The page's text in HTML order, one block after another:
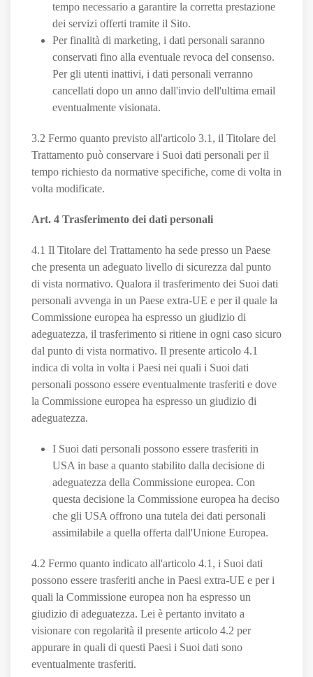
tempo necessario a garantire la corretta prestazione
dei servizi offerti tramite il Sito.
Per finalità di marketing, i dati personali saranno
conservati fino alla eventuale revoca del consenso.
Per gli utenti inattivi, i dati personali verranno
cancellati dopo un anno dall'invio dell'ultima email
eventualmente visionata.
3.2 Fermo quanto previsto all'articolo 3.1, il Titolare del
Trattamento può conservare i Suoi dati personali per il
tempo richiesto da normative specifiche, come di volta in
volta modificate.
Art. 4 Trasferimento dei dati personali
4.1 Il Titolare del Trattamento ha sede presso un Paese
che presenta un adeguato livello di sicurezza dal punto
di vista normativo. Qualora il trasferimento dei Suoi dati
personali avvenga in un Paese extra-UE e per il quale la
Commissione europea ha espresso un giudizio di
adeguatezza, il trasferimento si ritiene in ogni caso sicuro
dal punto di vista normativo. Il presente articolo 4.1
indica di volta in volta i Paesi nei quali i Suoi dati
personali possono essere eventualmente trasferiti e dove
la Commissione europea ha espresso un giudizio di
adeguatezza.
I Suoi dati personali possono essere trasferiti in
USA in base a quanto stabilito dalla decisione di
adeguatezza della Commissione europea. Con
questa decisione la Commissione europea ha deciso
che gli USA offrono una tutela dei dati personali
assimilabile a quella offerta dall'Unione Europea.
4.2 Fermo quanto indicato all'articolo 4.1, i Suoi dati
possono essere trasferiti anche in Paesi extra-UE e per i
quali la Commissione europea non ha espresso un
giudizio di adeguatezza. Lei è pertanto invitato a
visionare con regolarità il presente articolo 4.2 per
appurare in quali di questi Paesi i Suoi dati sono
eventualmente trasferiti.